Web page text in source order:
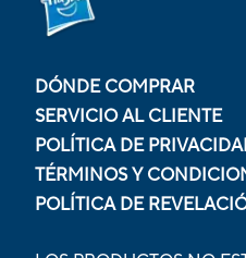
DÓNDE COMPRAR
SERVICIO AL CLIENTE
POLÍTICA DE
TÉRMINOS Y
POLÍTICA DE